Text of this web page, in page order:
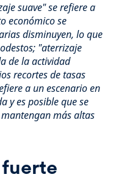
suave" se refiere a
económico se
disminuyen, lo que
"aterrizaje
de la actividad
recortes de tasas
a un escenario en
y es posible que se
más altas